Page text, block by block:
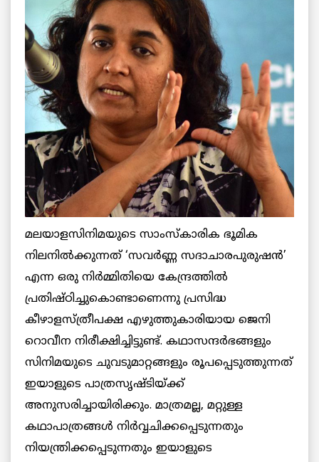
മലയാളസിനിമയുടെ സാംസ്‌കാരിക ഭൂമിക
നിലനില്‍ക്കുന്നത് ‘സവര്‍ണ്ണ സദാചാരപുരുഷന്‍’
എന്ന ഒരു നിര്‍മ്മിതിയെ കേന്ദ്രത്തില്‍
പ്രതിഷ്ഠിച്ചുകൊണ്ടാണെന്നു പ്രസിദ്ധ
കീഴാളസ്ത്രീപക്ഷ എഴുത്തുകാരിയായ ജെനി
റൊവീന നിരീക്ഷിച്ചിട്ടുണ്ട്. കഥാസന്ദര്‍ഭങ്ങളും
സിനിമയുടെ ചുവടുമാറ്റങ്ങളും രൂപപ്പെടുത്തുന്നത്
ഇയാളുടെ പാത്രസൃഷ്ടിയ്ക്ക്
അനുസരിച്ചായിരിക്കും. മാത്രമല്ല, മറ്റുള്ള
കഥാപാത്രങ്ങള്‍ നിര്‍വ്വചിക്കപ്പെടുന്നതും
നിയന്ത്രിക്കപ്പെടുന്നതും ഇയാളുടെ